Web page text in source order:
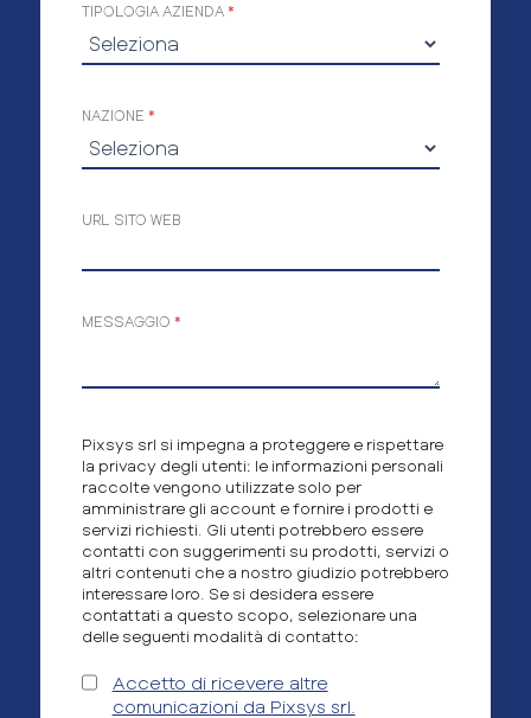
TIPOLOGIA AZIENDA *
NAZIONE *
URL SITO WEB
MESSAGGIO *
Pixsys srl si impegna a proteggere e rispettare
la privacy degli utenti: le informazioni personali
raccolte vengono utilizzate solo per
amministrare gli account e fornire i prodotti e
servizi richiesti. Gli utenti potrebbero essere
contatti con suggerimenti su prodotti, servizi o
altri contenuti che a nostro giudizio potrebbero
interessare loro. Se si desidera essere
contattati a questo scopo, selezionare una
delle seguenti modalità di contatto:
Accetto di ricevere altre
comunicazioni da Pixsys srl.